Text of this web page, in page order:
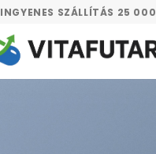
INGYENES SZÁLLÍTÁS 25